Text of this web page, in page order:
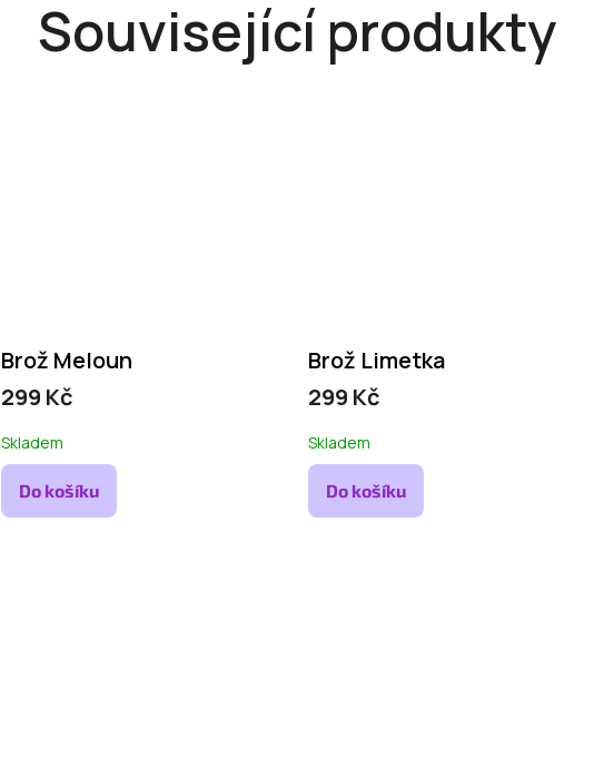
Související produkty
Brož Meloun
299 Kč
Skladem
Do košíku
Brož Limetka
299 Kč
Skladem
Do košíku